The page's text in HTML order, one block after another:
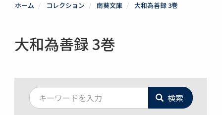
ホーム コレクション 南葵文庫 大和為善録 3巻
大和為善録 3巻
検索